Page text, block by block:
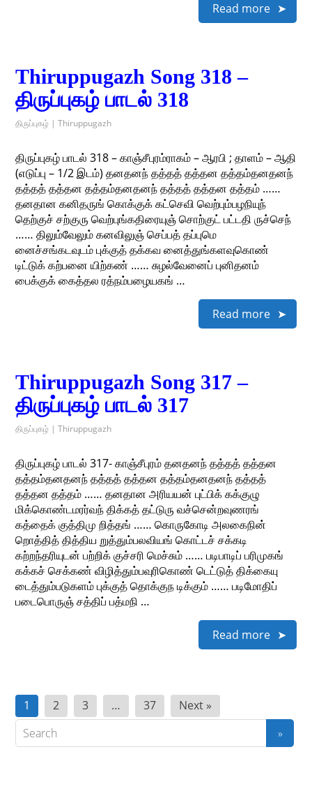
Read more
Thiruppugazh Song 318 –
திருப்புகழ் பாடல் 318
திருப்புகழ் | Thiruppugazh
திருப்புகழ் பாடல் 318 – காஞ்சீபுரம்ராகம் – ஆரபி ; தாளம் – ஆதி
(எடுப்பு – 1/2 இடம்) தனதனந் தத்தத் தத்தன தத்தம்தனதனந்
தத்தத் தத்தன தத்தம்தனதனந் தத்தத் தத்தன தத்தம் ……
தனதான கனிதருங் கொக்குக் கட்செவி வெற்பும்பழநியுந்
தெற்குச் சற்குரு வெற்புங்கதிரையுஞ் சொற்குட் பட்டதி ருச்செந்
…… திலும்வேலும் கனவிலுஞ் செப்பத் தப்புமெ
னைச்சங்கடவுடம் புக்குத் தக்கவ னைத்துங்களவுகொண்
டிட்டுக் கற்பனை யிற்கண் …… சுழல்வேனைப் புனிதனம்
பைக்குக் கைத்தல ரத்நம்பழையகங் …
Read more
Thiruppugazh Song 317 –
திருப்புகழ் பாடல் 317
திருப்புகழ் | Thiruppugazh
திருப்புகழ் பாடல் 317- காஞ்சீபுரம் தனதனந் தத்தத் தத்தன
தத்தம்தனதனந் தத்தத் தத்தன தத்தம்தனதனந் தத்தத்
தத்தன தத்தம் …… தனதான அரியயன் புட்பிக் கக்குழு
மிக்கொண்டமரர்வந் திக்கத் தட்டுரு வச்சென்றவுணரங்
கத்தைக் குத்திமு றித்தங் …… கொருகோடி அலகைநின்
றொத்தித் தித்திய றுத்தும்பலவியங் கொட்டச் சக்கடி
கற்றந்தரியுடன் பற்றிக் குச்சரி மெச்சும் …… படிபாடிப் பரிமுகங்
கக்கச் செக்கண் விழித்தும்பவுரிகொண் டெட்டுத் திக்கையு
டைத்தும்படுகளம் புக்குத் தொக்குந டிக்கும் …… படிமோதிப்
படைபொருஞ் சத்திப் பத்மநி …
Read more
Posts
pagination
1 2 3 … 37 Next »